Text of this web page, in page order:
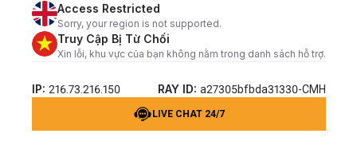
Access Restricted
Sorry, your region is not supported.
Truy Cập Bị Từ Chối
Xin lỗi, khu vực của bạn không nằm trong danh sách hỗ trợ.
IP: 216.73.216.150 RAY ID: a27305bfbda31330-CMH
LIVE CHAT 24/7